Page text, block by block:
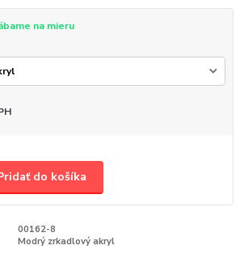
na mieru
do košíka
00162-8
Modrý zrkadlový akryl